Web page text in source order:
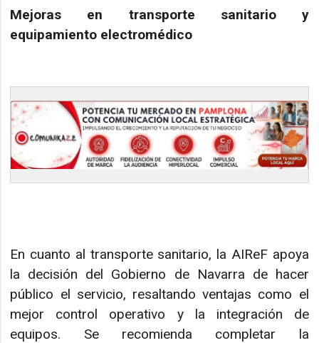
Mejoras en transporte sanitario y
equipamiento electromédico
En cuanto al transporte sanitario, la AIReF apoya
la decisión del Gobierno de Navarra de hacer
público el servicio, resaltando ventajas como el
mejor control operativo y la integración de
equipos. Se recomienda completar la